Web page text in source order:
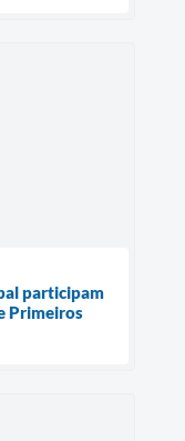
participam
Primeiros